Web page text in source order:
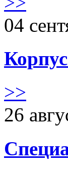
04
>>
26